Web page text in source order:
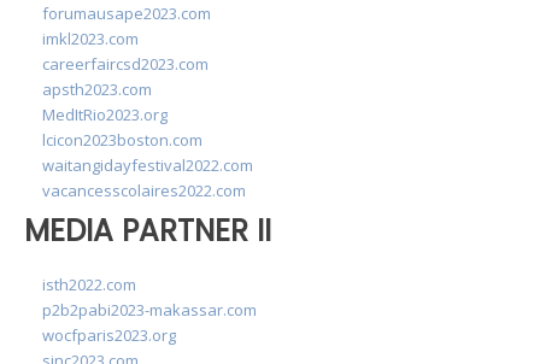
forumausape2023.com
imkl2023.com
careerfaircsd2023.com
apsth2023.com
MedItRio2023.org
lcicon2023boston.com
waitangidayfestival2022.com
vacancesscolaires2022.com
MEDIA PARTNER II
isth2022.com
p2b2pabi2023-makassar.com
wocfparis2023.org